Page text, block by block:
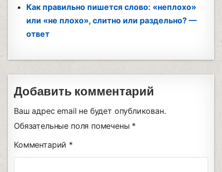
Как правильно пишется слово: «неплохо»
или «не плохо», слитно или раздельно? —
ответ
Добавить комментарий
Ваш адрес email не будет опубликован.
Обязательные поля помечены *
Комментарий *